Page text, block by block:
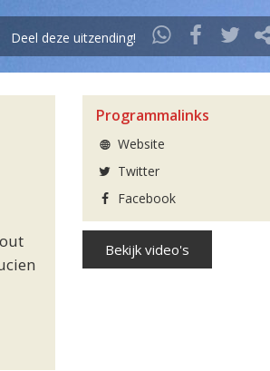
Deel deze uitzending!
Programmalinks
Website
Twitter
Facebook
Bekijk video's